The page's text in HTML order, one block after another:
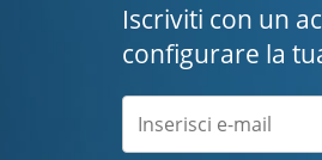
Iscriviti con un
configurare la